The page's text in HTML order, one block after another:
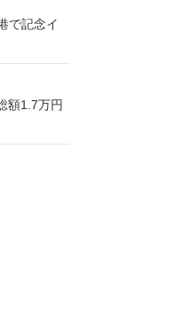
で記念イ
額1.7万円